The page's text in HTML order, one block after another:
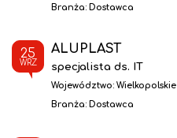
Branża: Dostawca
25
WRZ
ALUPLAST
specjalista ds. IT
Województwo: Wielkopolskie
Branża: Dostawca